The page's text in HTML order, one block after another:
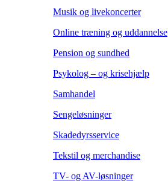
Musik og livekoncerter
Online træning og uddannelse
Pension og sundhed
Psykolog – og krisehjælp
Samhandel
Sengeløsninger
Skadedyrsservice
Tekstil og merchandise
TV- og AV-løsninger